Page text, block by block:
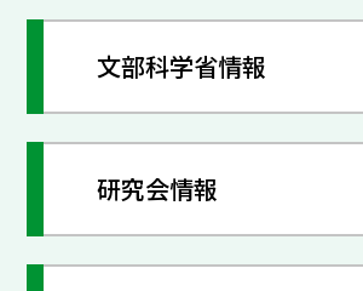
文部科学省情報
研究会情報